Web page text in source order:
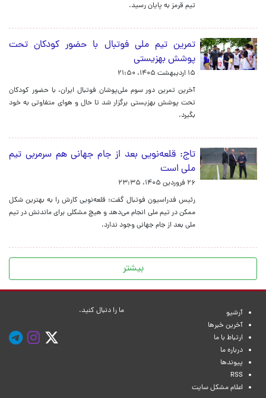
تیم قرمز به پایان رسید.
تمرین تیم ملی فوتبال با حضور کودکان تحت
پوشش بهزیستی
۱۵ اردیبهشت ۱۴۰۵، ۲۱:۵۰
آخرین تمرین دور سوم ملی‌پوشان فوتبال ایران، با حضور کودکان
تحت پوشش بهزیستی برگزار شد تا حال و هوای متفاوتی به خود
بگیرد.
تاج: قلعه‌نویی بعد از جام جهانی هم سرمربی تیم
ملی است
۲۶ فروردین ۱۴۰۵، ۲۳:۳۵
رئیس فدراسیون فوتبال گفت: قلعه‌نویی کارش را به بهترین شکل
ممکن در تیم ملی انجام می‌دهد و هیچ مشکلی برای ماندنش در تیم
ملی بعد از جام جهانی وجود ندارد.
بیشتر
آرشیو
آخرین خبرها
ارتباط با ما
درباره ما
پیوندها
RSS
اعلام مشکل سایت
ما را دنبال کنید.